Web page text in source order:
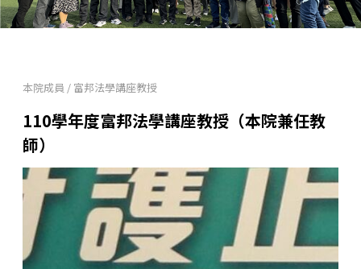
本院成員 / 富邦法學講座教授
110學年度富邦法學講座教授（本院兼任教
師）